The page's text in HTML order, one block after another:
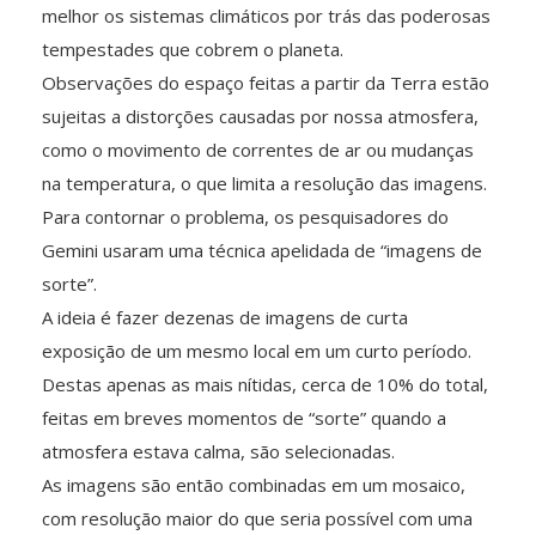
melhor os sistemas climáticos por trás das poderosas
tempestades que cobrem o planeta.
Observações do espaço feitas a partir da Terra estão
sujeitas a distorções causadas por nossa atmosfera,
como o movimento de correntes de ar ou mudanças
na temperatura, o que limita a resolução das imagens.
Para contornar o problema, os pesquisadores do
Gemini usaram uma técnica apelidada de “imagens de
sorte”.
A ideia é fazer dezenas de imagens de curta
exposição de um mesmo local em um curto período.
Destas apenas as mais nítidas, cerca de 10% do total,
feitas em breves momentos de “sorte” quando a
atmosfera estava calma, são selecionadas.
As imagens são então combinadas em um mosaico,
com resolução maior do que seria possível com uma